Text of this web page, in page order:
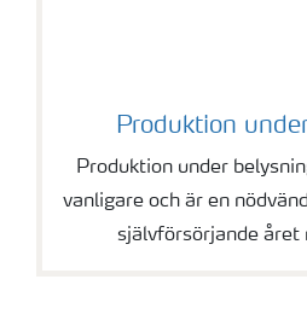
Produktion
Produktion under
vanligare och är en
självförsörjande året